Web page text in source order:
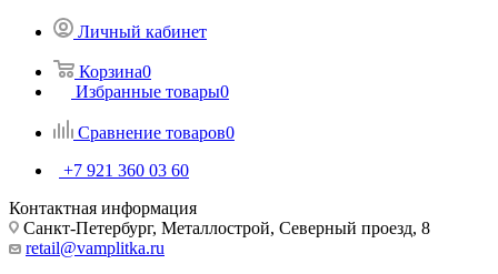
Личный кабинет
Корзина0
Избранные товары0
Сравнение товаров0
+7 921 360 03 60
Контактная информация
Санкт-Петербург, Металлострой, Северный проезд, 8
retail@vamplitka.ru